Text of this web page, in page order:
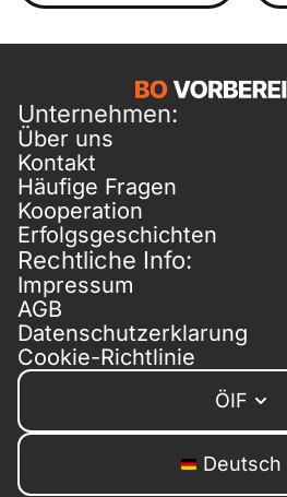
Unternehmen:
Über uns
Kontakt
Häufige Fragen
Kooperation
Erfolgsgeschichten
Rechtliche Info:
Impressum
AGB
Datenschutzerklarung
Cookie-Richtlinie
ÖIF
Deutsch